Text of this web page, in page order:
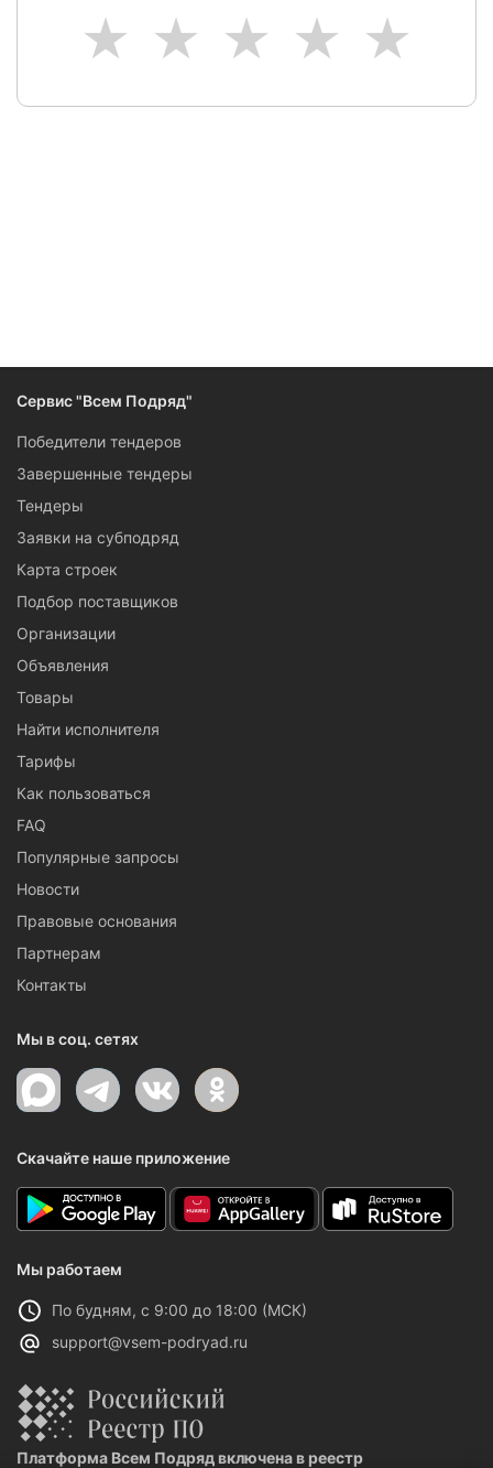
5
4
3
2
1
Сервис "Всем Подряд"
Победители тендеров
Завершенные тендеры
Тендеры
Заявки на субподряд
Карта строек
Подбор поставщиков
Организации
Объявления
Товары
Найти исполнителя
Тарифы
Как пользоваться
FAQ
Популярные запросы
Новости
Правовые основания
Партнерам
Контакты
Мы в соц. сетях
Скачайте наше приложение
Мы работаем
По будням, с 9:00 до 18:00 (МСК)
support@vsem-podryad.ru
Платформа Всем Подряд включена в реестр